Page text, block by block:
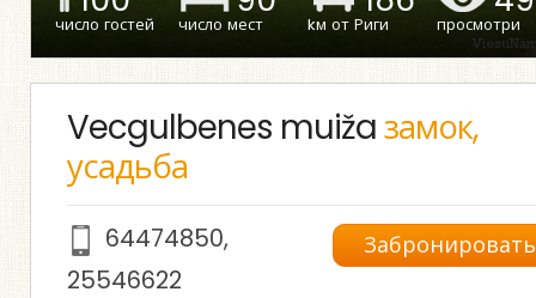
число гостей число мест kм от Риги просмотри
Vecgulbenes muižaзамок,
усадьба
Забронировать
64474850,
25546622